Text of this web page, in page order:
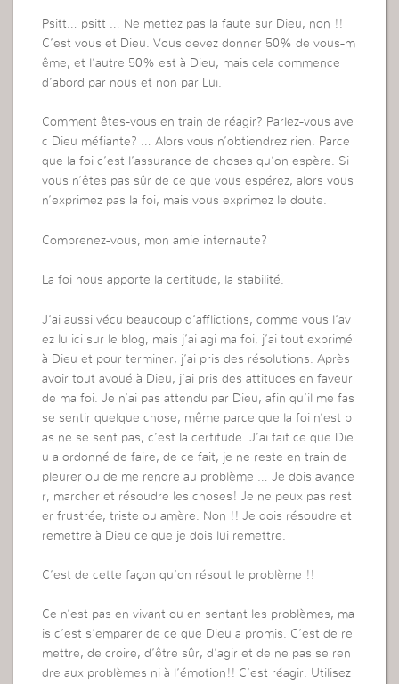
Psitt… psitt … Ne mettez pas la faute sur Dieu, non !!
C’est vous et Dieu. Vous devez donner 50% de vous-m
ême, et l’autre 50% est à Dieu, mais cela commence
d’abord par nous et non par Lui.
Comment êtes-vous en train de réagir? Parlez-vous ave
c Dieu méfiante? … Alors vous n’obtiendrez rien. Parce
que la foi c’est l’assurance de choses qu’on espère. Si
vous n’êtes pas sûr de ce que vous espérez, alors vous
n’exprimez pas la foi, mais vous exprimez le doute.
Comprenez-vous, mon amie internaute?
La foi nous apporte la certitude, la stabilité.
J’ai aussi vécu beaucoup d’afflictions, comme vous l’av
ez lu ici sur le blog, mais j’ai agi ma foi, j’ai tout exprimé
à Dieu et pour terminer, j’ai pris des résolutions. Après
avoir tout avoué à Dieu, j’ai pris des attitudes en faveur
de ma foi. Je n’ai pas attendu par Dieu, afin qu’il me fas
se sentir quelque chose, même parce que la foi n’est p
as ne se sent pas, c’est la certitude. J’ai fait ce que Die
u a ordonné de faire, de ce fait, je ne reste en train de
pleurer ou de me rendre au problème … Je dois avance
r, marcher et résoudre les choses! Je ne peux pas rest
er frustrée, triste ou amère. Non !! Je dois résoudre et
remettre à Dieu ce que je dois lui remettre.
C’est de cette façon qu’on résout le problème !!
Ce n’est pas en vivant ou en sentant les problèmes, ma
is c’est s’emparer de ce que Dieu a promis. C’est de re
mettre, de croire, d’être sûr, d’agir et de ne pas se ren
dre aux problèmes ni à l’émotion!! C’est réagir. Utilisez